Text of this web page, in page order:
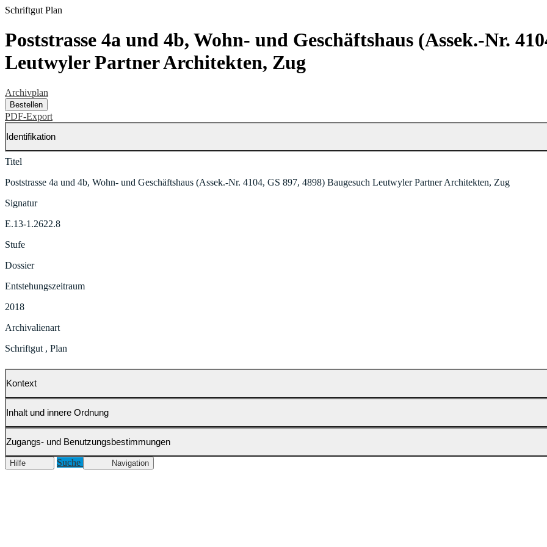
Schriftgut Plan
Poststrasse 4a und 4b, Wohn- und Geschäftshaus (Assek.-Nr.
Leutwyler Partner Architekten, Zug
Archivplan
Bestellen
PDF-Export
Identifikation
Titel
Poststrasse 4a und 4b, Wohn- und Geschäftshaus (Assek.-Nr. 4104, GS 897, 4898) Baugesuch Leutwyler Partner Architekten, Zug
Signatur
E.13-1.2622.8
Stufe
Dossier
Entstehungszeitraum
2018
Archivalienart
Schriftgut , Plan
Kontext
Inhalt und innere Ordnung
Zugangs- und Benutzungsbestimmungen
Hilfe Suche Navigation